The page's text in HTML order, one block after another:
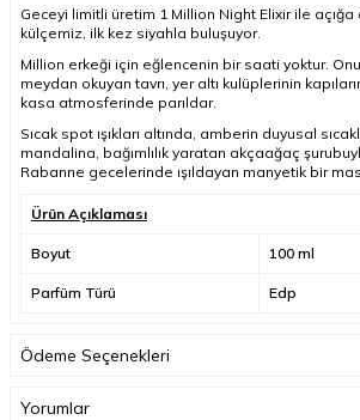
Geceyi limitli üretim 1 Million Night Elixir ile açığa
külçemiz, ilk kez siyahla buluşuyor.
Million erkeği için eğlencenin bir saati yoktur.
meydan okuyan tavrı, yer altı kulüplerinin
kasa atmosferinde parıldar.
Sıcak spot ışıkları altında, amberin duyusal
mandalina, bağımlılık yaratan akçaağaç
Rabanne gecelerinde ışıldayan manyetik bir
Ürün Açıklaması
Boyut 100 ml
Parfüm Türü Edp
Ödeme Seçenekleri
Yorumlar